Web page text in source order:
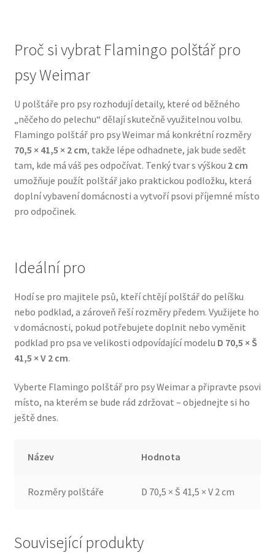
Pamlsky pro psy
Pelíšky pro psy
Ortopedické pelíšky
Přepravky pro psy
Purizon pro psy — Vysoký obsah masa, bez obilovin
Royal Canin pro psy
Vodítka a obojky
Wolf of Wilderness
Proč si vybrat Flamingo polštář pro
psy Weimar
U polštáře pro psy rozhodují detaily, které od běžného
„něčeho do pelechu“ dělají skutečně využitelnou volbu.
Flamingo polštář pro psy Weimar má konkrétní rozměry
70,5 × 41,5 × 2 cm, takže lépe odhadnete, jak bude sedět
tam, kde má váš pes odpočívat. Tenký tvar s výškou 2 cm
umožňuje použít polštář jako praktickou podložku, která
doplní vybavení domácnosti a vytvoří psovi příjemné místo
pro odpočinek.
Ideální pro
Hodí se pro majitele psů, kteří chtějí polštář do pelíšku
nebo podklad, a zároveň řeší rozměry předem. Využijete ho
v domácnosti, pokud potřebujete doplnit nebo vyměnit
podklad pro psa ve velikosti odpovídající modelu D 70,5 × Š
41,5 × V 2 cm.
Vyberte Flamingo polštář pro psy Weimar a připravte psovi
místo, na kterém se bude rád zdržovat – objednejte si ho
ještě dnes.
Název Hodnota
Rozměry polštáře D 70,5 × Š 41,5 × V 2 cm
Související produkty